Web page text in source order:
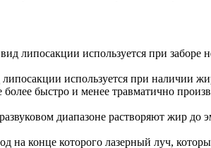
липосакции используется при заборе
используется при наличии
быстро и менее травматично
диапазоне растворяют жир
на конце которого лазерный луч,